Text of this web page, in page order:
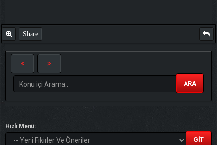
Share
ARA
Hızlı Menü: